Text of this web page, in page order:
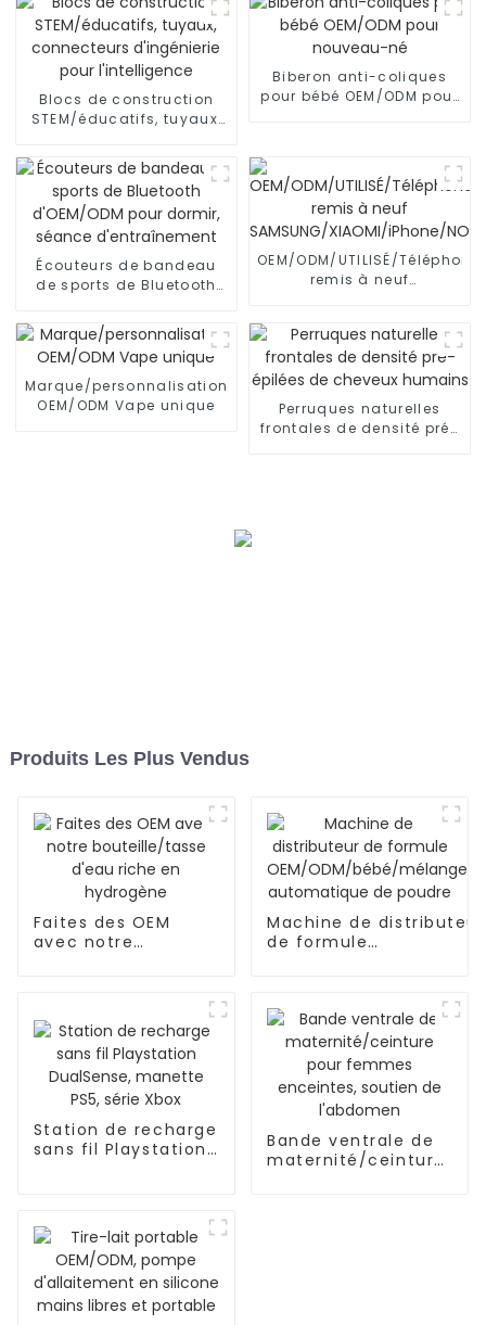
Blocs de construction
STEM/éducatifs, tuyaux,
pour l'intelligence
Biberon anti-coliques
pour bébé OEM/ODM pour
Écouteurs de bandeau
de sports de Bluetooth
séance d'entraînement
OEM/ODM/UTILISÉ/Téléphone
remis à neuf
Marque/personnalisation
OEM/ODM Vape unique
Perruques naturelles
frontales de densité pré-
Produits Les Plus Vendus
Faites des OEM
avec notre
Machine de distributeur
de formule
Station de recharge
sans fil Playstation
Bande ventrale de
maternité/ceinture